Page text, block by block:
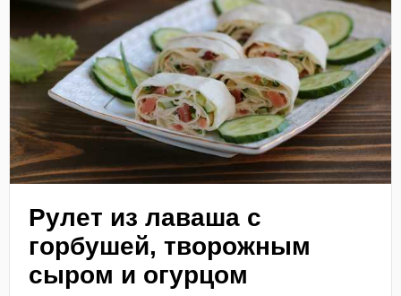
Рулет из лаваша с
горбушей, творожным
сыром и огурцом